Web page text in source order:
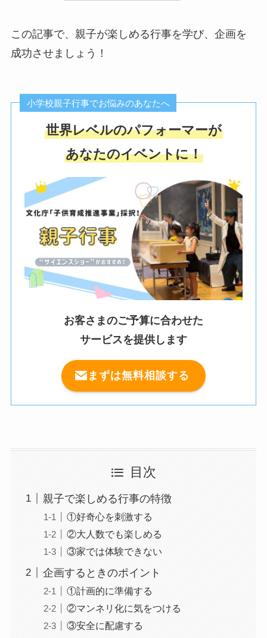
この記事で、親子が楽しめる行事を学び、企画を
成功させましょう！
小学校親子行事でお悩みのあなたへ
世界レベルのパフォーマーが
あなたのイベントに！
お客さまのご予算に合わせた
サービスを提供します
まずは無料相談する
目次
親子で楽しめる行事の特徴
①好奇心を刺激する
②大人数でも楽しめる
③家では体験できない
企画するときのポイント
①計画的に準備する
②マンネリ化に気をつける
③安全に配慮する